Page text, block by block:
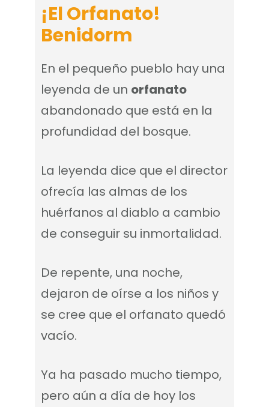
¡El Orfanato!
Benidorm
En el pequeño pueblo hay una
leyenda de un orfanato
abandonado que está en la
profundidad del bosque.
La leyenda dice que el director
ofrecía las almas de los
huérfanos al diablo a cambio
de conseguir su inmortalidad.
De repente, una noche,
dejaron de oírse a los niños y
se cree que el orfanato quedó
vacío.
Ya ha pasado mucho tiempo,
pero aún a día de hoy los